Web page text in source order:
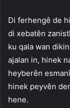
Di ferhengê de
di xebatên
ku qala wan
ajalan in, hinek
heyberên
hinek peyvên
hene.